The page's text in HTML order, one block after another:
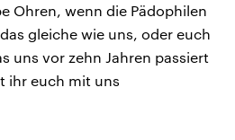
Ohren, wenn die Pädophilen
gleiche wie uns, oder euch
uns vor zehn Jahren passiert
ihr euch mit uns